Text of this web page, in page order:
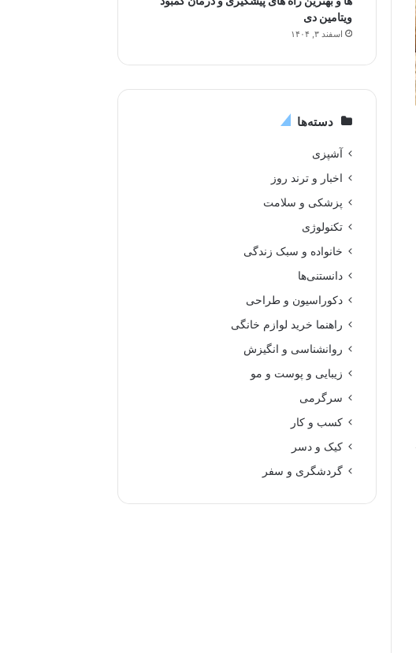
ویتامین دی
اسفند ۳, ۱۴۰۴
دسته‌ها
آشپزی
اخبار و ترند روز
پزشکی و سلامت
تکنولوژی
خانواده و سبک زندگی
دانستنی‌ها
دکوراسیون و طراحی
راهنما خرید لوازم خانگی
روانشناسی و انگیزش
زیبایی و پوست و مو
سرگرمی
کسب و کار
کیک و دسر
گردشگری و سفر